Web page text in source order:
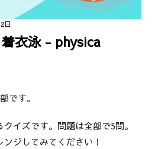
日
着衣泳 - physica
です。
イズです。問題は全部で5問。
ジしてみてください！